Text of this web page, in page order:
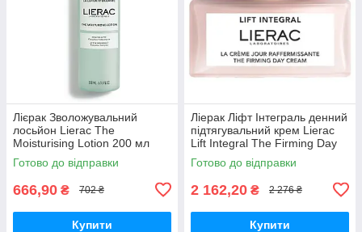
Лієрак Зволожувальний
лосьйон Lierac The
Moisturising Lotion 200 мл
Готово до відправки
666,90 ₴ 702 ₴
Купити
Ліерак Ліфт Інтеграль денний
підтягувальний крем Lierac
Lift Integral The Firming Day
Cream 50 мл
Готово до відправки
2 162,20 ₴ 2 276 ₴
Купити